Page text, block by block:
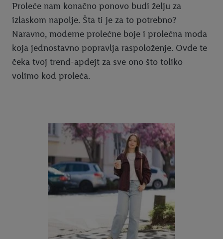
Proleće nam konačno ponovo budi želju za
izlaskom napolje. Šta ti je za to potrebno?
Naravno, moderne prolećne boje i prolećna moda
koja jednostavno popravlja raspoloženje. Ovde te
čeka tvoj trend-apdejt za sve ono što toliko
volimo kod proleća.